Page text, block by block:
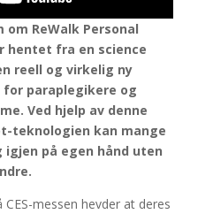
ReWalk Personal
hentet fra en science
reell og virkelig ny
for paraplegikere og
Ved hjelp av denne
teknologien kan mange
igjen på egen hånd uten
messen hevder at deres